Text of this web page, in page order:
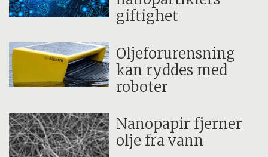
giftighet
Oljeforurensning
kan ryddes med
roboter
Nanopapir fjerner
olje fra vann